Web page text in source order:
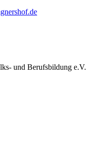
und Berufsbildung e.V.